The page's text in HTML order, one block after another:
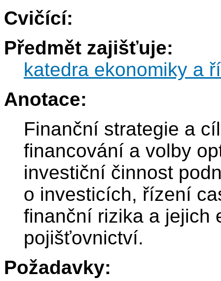
Cvičící:
Předmět zajišťuje:
katedra ekonomiky a
Anotace:
Finanční strategie a
financování a volby
investiční činnost
o investicích, řízení
finanční rizika a jejich
pojišťovnictví.
Požadavky: